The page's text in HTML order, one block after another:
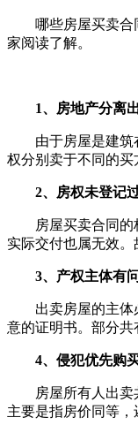
哪些房屋买卖合
家阅读了解。
1、房地产分离
由于房屋是建
权分别卖于不同的买
2、房权未登记
房屋买卖合同
实际交付也属无效
3、产权主体有
出卖房屋的主
意的证明书。部分共
4、侵犯优先购
房屋所有人出
主要是指房价同等